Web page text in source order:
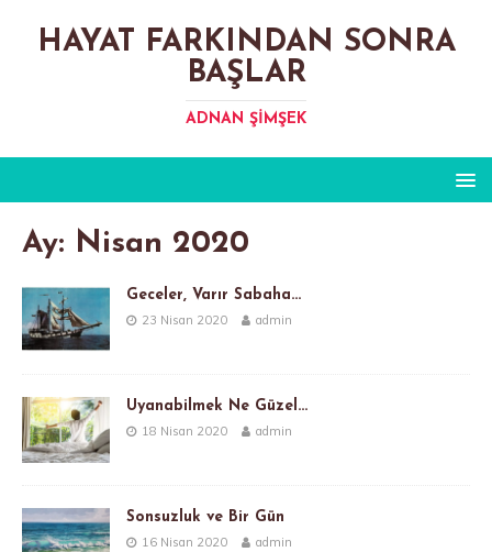
HAYAT FARKINDAN SONRA
BAŞLAR
ADNAN ŞIMŞEK
Ay: Nisan 2020
Geceler, Varır Sabaha…
23 Nisan 2020 admin
Uyanabilmek Ne Güzel…
18 Nisan 2020 admin
Sonsuzluk ve Bir Gün
16 Nisan 2020 admin